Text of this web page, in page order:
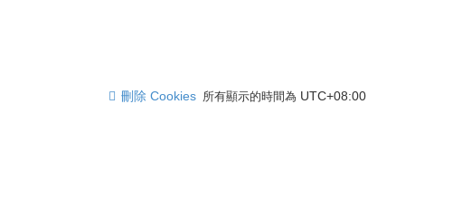
所有顯示的時間為 UTC+08:00
刪除 Cookies